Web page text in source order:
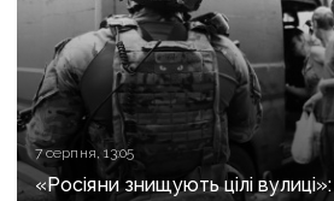
7 серпня, 13:05
«Росіяни знищують цілі